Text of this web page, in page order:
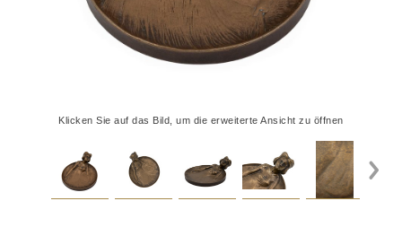
Klicken Sie auf das Bild, um die erweiterte Ansicht zu öffnen